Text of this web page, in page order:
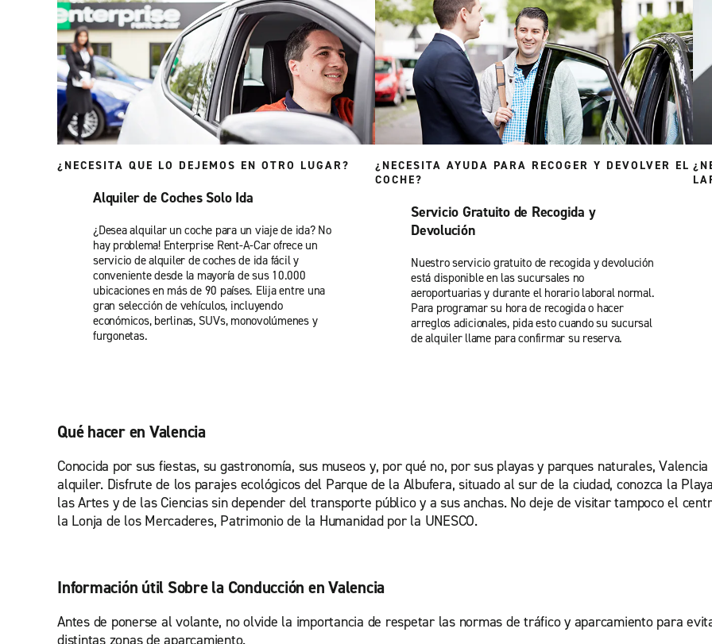
¿NECESITA QUE LO DEJEMOS EN OTRO LUGAR?
Alquiler de Coches Solo Ida
¿Desea alquilar un coche para un viaje de ida? No
hay problema! Enterprise Rent-A-Car ofrece un
servicio de alquiler de coches de ida fácil y
conveniente desde la mayoría de sus 10.000
ubicaciones en más de 90 países. Elija entre una
gran selección de vehículos, incluyendo
económicos, berlinas, SUVs, monovolúmenes y
furgonetas.
¿NECESITA AYUDA PARA RECOGER Y DEVOLVER EL
COCHE?
Servicio Gratuito de Recogida y
Devolución
Nuestro servicio gratuito de recogida y devolución
está disponible en las sucursales no
aeroportuarias y durante el horario laboral normal.
Para programar su hora de recogida o hacer
arreglos adicionales, pida esto cuando su sucursal
de alquiler llame para confirmar su reserva.
Qué hacer en Valencia
Conocida por sus fiestas, su gastronomía, sus museos y, por qué no, por sus playas y parques naturales,
alquiler. Disfrute de los parajes ecológicos del Parque de la Albufera, situado al sur de la ciudad, conozca la
las Artes y de las Ciencias sin depender del transporte público y a sus anchas. No deje de visitar tampoco el
la Lonja de los Mercaderes, Patrimonio de la Humanidad por la UNESCO.
Información útil Sobre la Conducción en Valencia
Antes de ponerse al volante, no olvide la importancia de respetar las normas de tráfico y aparcamiento para
distintas zonas de aparcamiento.